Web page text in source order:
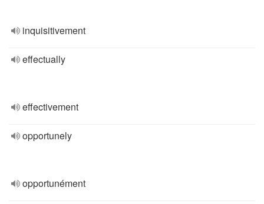
inquisitivement
effectually
effectivement
opportunely
opportunément